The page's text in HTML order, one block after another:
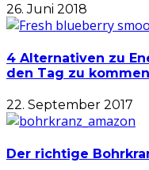
26. Juni 2018
4 Alternativen zu
den Tag zu kommen
22. September 2017
Der richtige